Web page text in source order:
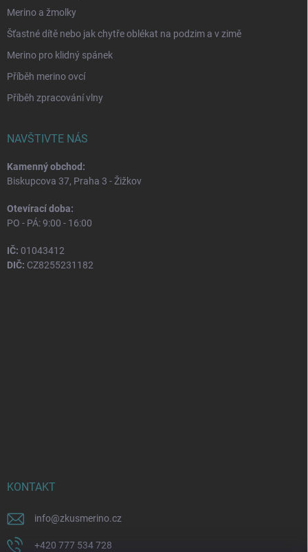
Merino a žmolky
Šťastné dítě nebo jak chytře oblékat na podzim a v zimě
Merino pro klidný spánek
Příběh merino ovcí
Příběh zpracování vlny
NAVŠTIVTE NÁS
Kamenný obchod:
Biskupcova 37, Praha 3 - Žižkov
Otevírací doba:
PO - PÁ: 9:00 - 16:00
IČ: 01043412
DIČ: CZ8255231182
KONTAKT
info@zkusmerino.cz
+420 777 534 728